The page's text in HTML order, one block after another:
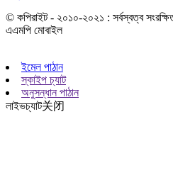
© কপিরাইট - ২০১০-২০২১ : সর্বস্বত্ব
এএমপি মোবাইল
ইমেল পাঠান
স্কাইপ চ্যাট
অনুসন্ধান পাঠান
লাইভচ্যাট关闭